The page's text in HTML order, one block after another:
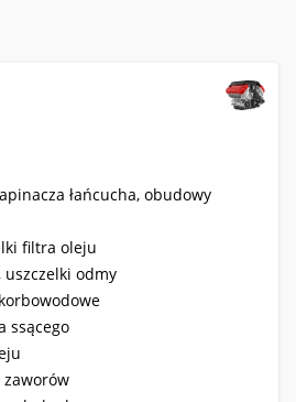
łańcucha, obudowy
filtra oleju
uszczelki odmy
ssącego
zaworów